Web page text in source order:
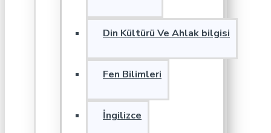
Din Kültürü Ve Ahlak bilgisi
Fen Bilimleri
İngilizce